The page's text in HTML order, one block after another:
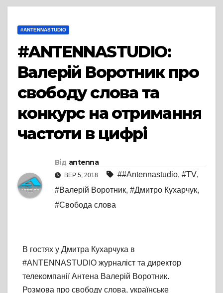
#ANTENNASTUDIO
#ANTENNASTUDIO:
Валерій Воротник про
свободу слова та
конкурс на отримання
частоти в цифрі
Від antenna
ВЕР 5, 2018 ##Antennastudio, #TV,
#Валерій Воротник, #Дмитро Кухарчук,
#Свобода слова
В гостях у Дмитра Кухарчука в
#ANTENNASTUDIO журналіст та директор
телекомпанії Антена Валерій Воротник.
Розмова про свободу слова, українське